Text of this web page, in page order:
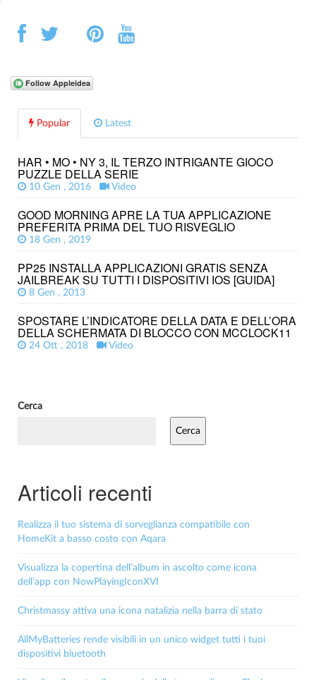
Popular Latest
HAR • MO • NY 3, IL TERZO INTRIGANTE GIOCO
PUZZLE DELLA SERIE
10 Gen , 2016 Video
GOOD MORNING APRE LA TUA APPLICAZIONE
PREFERITA PRIMA DEL TUO RISVEGLIO
18 Gen , 2019
PP25 INSTALLA APPLICAZIONI GRATIS SENZA
JAILBREAK SU TUTTI I DISPOSITIVI IOS [GUIDA]
8 Gen , 2013
SPOSTARE L’INDICATORE DELLA DATA E DELL’ORA
DELLA SCHERMATA DI BLOCCO CON MCCLOCK11
24 Ott , 2018 Video
Cerca
Cerca
Articoli recenti
Realizza il tuo sistema di sorveglianza compatibile con
HomeKit a basso costo con Aqara
Visualizza la copertina dell’album in ascolto come icona
dell’app con NowPlayingIconXVI
Christmassy attiva una icona natalizia nella barra di stato
AllMyBatteries rende visibili in un unico widget tutti i tuoi
dispositivi bluetooth